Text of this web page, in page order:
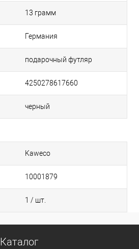
13 грамм
Германия
подарочный футляр
4250278617660
черный
Kaweco
10001879
1 / шт.
Каталог